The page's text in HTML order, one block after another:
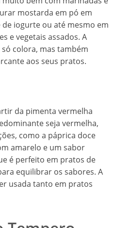
mostarda em pó em
iogurte ou até mesmo em
e vegetais assados. A
colora, mas também
aos seus pratos.
da pimenta vermelha
seja vermelha,
como a páprica doce
amarelo e um sabor
é perfeito em pratos de
equilibrar os sabores. A
usada tanto em pratos